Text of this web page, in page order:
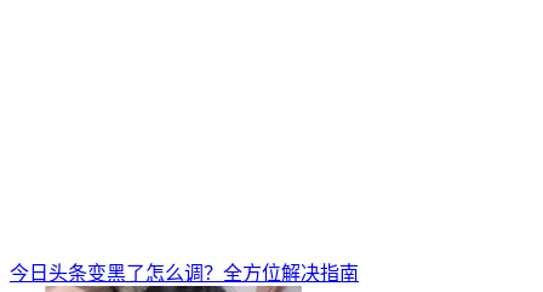
今日头条变黑了怎么调？全方位解决指南